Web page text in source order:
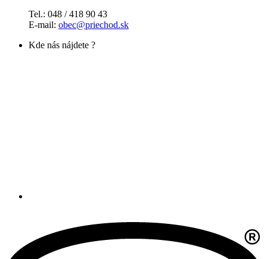
Tel.: 048 / 418 90 43
E-mail: obec@priechod.sk
Kde nás nájdete ?